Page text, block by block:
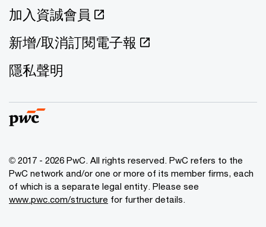
加入資誠會員
新增/取消訂閱電子報
隱私聲明
© 2017 - 2026 PwC. All rights reserved. PwC refers to the
PwC network and/or one or more of its member firms, each
of which is a separate legal entity. Please see
www.pwc.com/structure for further details.